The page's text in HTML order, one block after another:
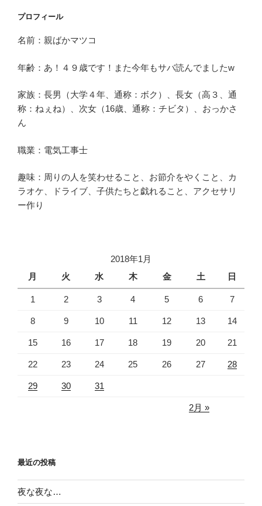
プロフィール
名前：親ばかマツコ
年齢：あ！４９歳です！また今年もサバ読んでましたw
家族：長男（大学４年、通称：ボク）、長女（高３、通
称：ねぇね）、次女（16歳、通称：チビタ）、おっかさ
ん
職業：電気工事士
趣味：周りの人を笑わせること、お節介をやくこと、カ
ラオケ、ドライブ、子供たちと戯れること、アクセサリ
ー作り
2018年1月
月
火 水 木 金 土 日
1 2 3 4 5 6 7
8 9 10 11 12 13 14
15 16 17 18 19 20 21
22 23 24 25 26 27 28
29 30 31
2月 »
最近の投稿
夜な夜な…